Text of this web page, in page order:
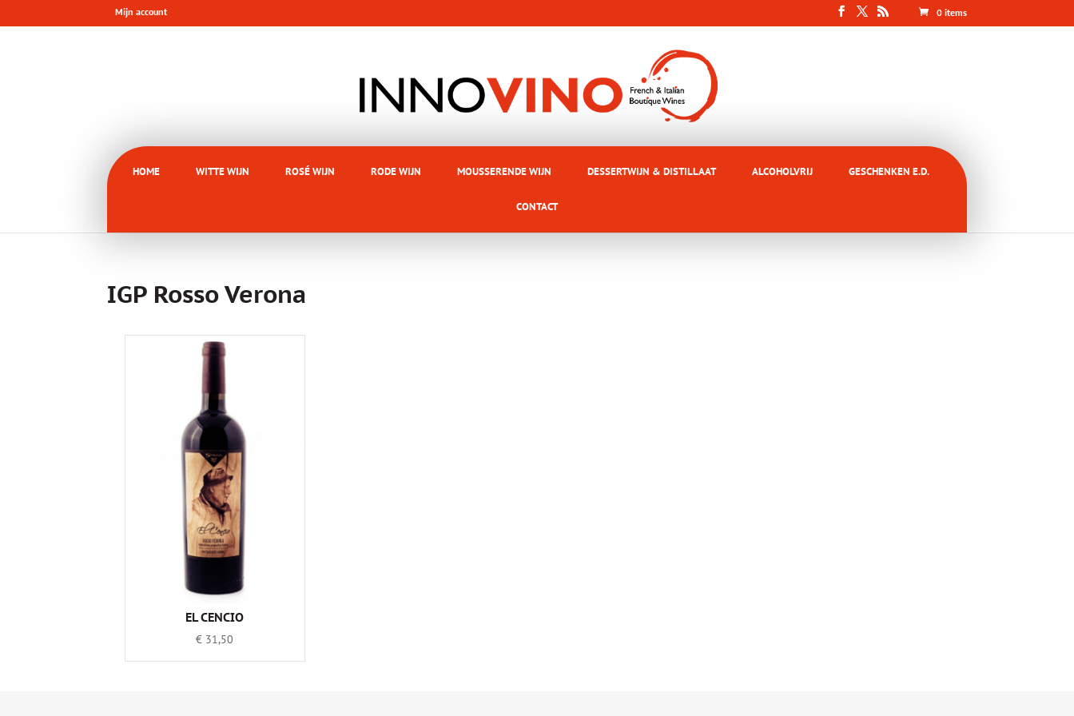
Mijn account 0 items
HOME WITTE WIJN ROSÉ WIJN RODE WIJN MOUSSERENDE WIJN DESSERTWIJN & DISTILLAAT ALCOHOLVRIJ GESCHENKEN E.D.
CONTACT
IGP Rosso Verona
EL CENCIO
€ 31,50